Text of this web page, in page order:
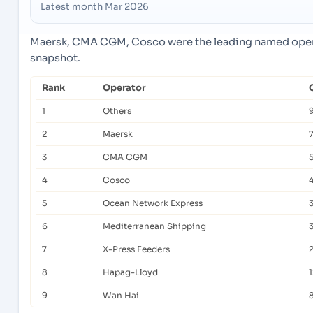
Latest month Mar 2026
Maersk, CMA CGM, Cosco were the leading named
snapshot.
Rank Operator
1 Others
2 Maersk
3 CMA CGM
4 Cosco
5 Ocean Network Express
6 Mediterranean Shipping
7 X-Press Feeders
8 Hapag-Lloyd
9 Wan Hai